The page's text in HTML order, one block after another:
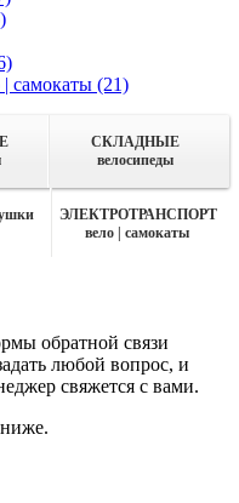
(21)
СКЛАДНЫЕ
велосипеды
ЭЛЕКТРОТРАНСПОРТ
вело | самокаты
обратной связи
любой вопрос, и
свяжется с вами.